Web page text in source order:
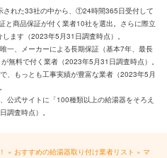
された33社の中から、①24時間365日受付して
商品保証が付く業者10社を選出。さらに際立
ます（2023年5月31日調査時点）。
一、メーカーによる長期保証（基本7年、最長
無料で付く業者（2023年5月31日調査時点）。
、もっとも工事実績が豊富な業者（2023年5月
公式サイトに「100種類以上の給湯器をそろえ
調査時点）。
» おすすめの給湯器取り付け業者リスト » マ